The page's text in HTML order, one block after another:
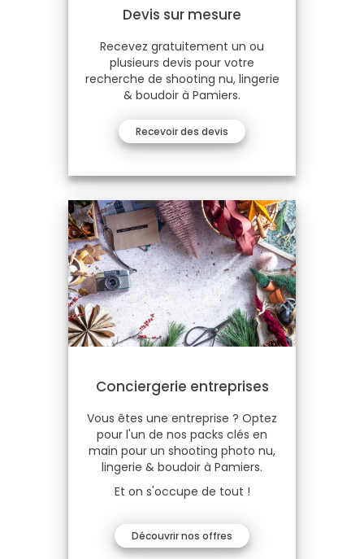
Devis sur mesure
Recevez gratuitement un ou
plusieurs devis pour votre
recherche de shooting nu, lingerie
& boudoir à Pamiers.
Recevoir des devis
Conciergerie entreprises
Vous êtes une entreprise ? Optez
pour l'un de nos packs clés en
main pour un shooting photo nu,
lingerie & boudoir à Pamiers.
Et on s'occupe de tout !
Découvrir nos offres